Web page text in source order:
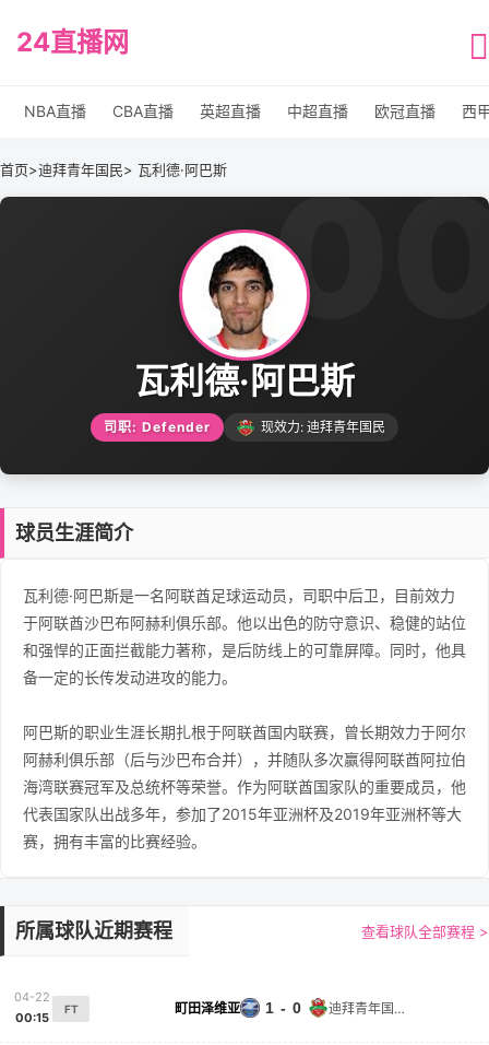
24直播网
NBA直播 CBA直播 英超直播 中超直播 欧冠直播 西
首页>迪拜青年国民> 瓦利德·阿巴斯
瓦利德·阿巴斯
司职: Defender 现效力: 迪拜青年国民
球员生涯简介
瓦利德·阿巴斯是一名阿联酋足球运动员，司职中后卫，目前效力
于阿联酋沙巴布阿赫利俱乐部。他以出色的防守意识、稳健的站位
和强悍的正面拦截能力著称，是后防线上的可靠屏障。同时，他具
备一定的长传发动进攻的能力。
阿巴斯的职业生涯长期扎根于阿联酋国内联赛，曾长期效力于阿尔
阿赫利俱乐部（后与沙巴布合并），并随队多次赢得阿联酋阿拉伯
海湾联赛冠军及总统杯等荣誉。作为阿联酋国家队的重要成员，他
代表国家队出战多年，参加了2015年亚洲杯及2019年亚洲杯等大
赛，拥有丰富的比赛经验。
所属球队近期赛程 查看球队全部赛程 >
04-22
00:15
FT 町田泽维亚 1 - 0 迪拜青年国民